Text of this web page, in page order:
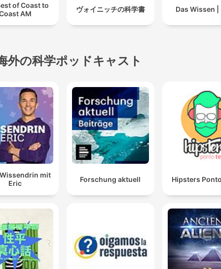
of Coast to
AM
ヴォイニッチの科学書 Das Wissen |
外の科学ポッドキャスト
Wissendrin mit
Eric
Forschung aktuell Hipsters